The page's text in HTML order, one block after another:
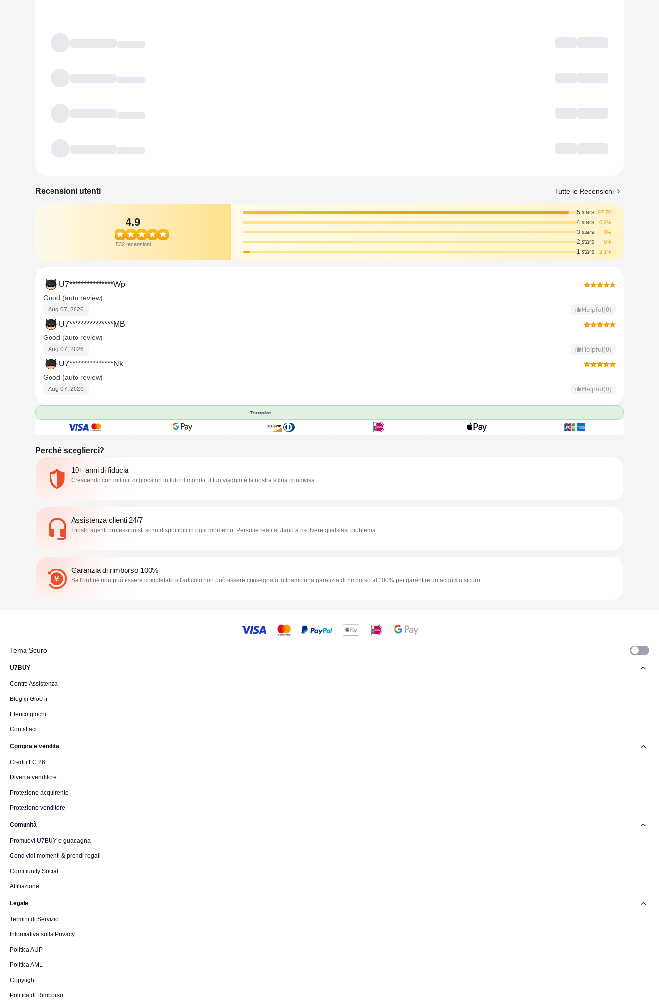
Recensioni utenti Tutte le Recensioni
4.9
532 recensioni
5 stars 97.7%
4 stars 0.2%
3 stars 0%
2 stars 0%
1 stars 2.1%
U7***************Wp
Good (auto review)
Aug 07, 2026 Helpful(0)
U7***************MB
Good (auto review)
Aug 07, 2026 Helpful(0)
U7***************Nk
Good (auto review)
Aug 07, 2026 Helpful(0)
Trustpilot
Perché sceglierci?
10+ anni di fiducia
Crescendo con milioni di giocatori in tutto il mondo, il tuo viaggio è la nostra storia condivisa.
Assistenza clienti 24/7
I nostri agenti professionisti sono disponibili in ogni momento. Persone reali aiutano a risolvere qualsiasi problema.
Garanzia di rimborso 100%
Se l'ordine non può essere completato o l'articolo non può essere consegnato, offriamo una garanzia di rimborso al 100% per garantire un acquisto sicuro.
Tema Scuro
U7BUY
Centro Assistenza
Blog di Giochi
Elenco giochi
Contattaci
Compra e vendita
Crediti FC 26
Diventa venditore
Protezione acquirente
Protezione venditore
Comunità
Promuovi U7BUY e guadagna
Condividi momenti & prendi regali
Community Social
Affiliazione
Legale
Termini di Servizio
Informativa sulla Privacy
Politica AUP
Politica AML
Copyright
Politica di Rimborso